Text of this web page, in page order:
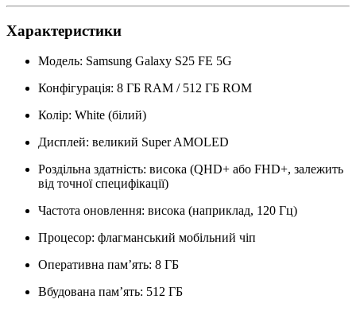
Характеристики
Модель: Samsung Galaxy S25 FE 5G
Конфігурація: 8 ГБ RAM / 512 ГБ ROM
Колір: White (білий)
Дисплей: великий Super AMOLED
Роздільна здатність: висока (QHD+ або FHD+, залежить
від точної специфікації)
Частота оновлення: висока (наприклад, 120 Гц)
Процесор: флагманський мобільний чіп
Оперативна памʼять: 8 ГБ
Вбудована памʼять: 512 ГБ